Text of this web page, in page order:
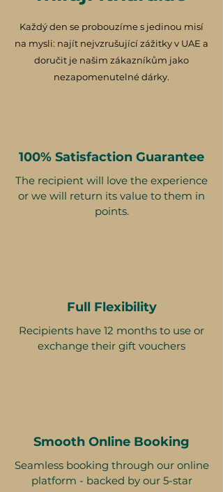
Každý den se probouzíme s jedinou misí
na mysli: najít nejvzrušující zážitky v UAE a
doručit je našim zákazníkům jako
nezapomenutelné dárky.
100% Satisfaction Guarantee
The recipient will love the experience
or we will return its value to them in
points.
Full Flexibility
Recipients have 12 months to use or
exchange their gift vouchers
Smooth Online Booking
Seamless booking through our online
platform - backed by our 5-star